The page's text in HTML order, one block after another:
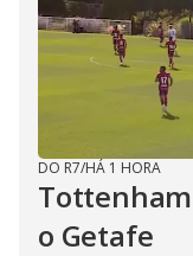
DO R7/HÁ 1 HORA
o Getafe